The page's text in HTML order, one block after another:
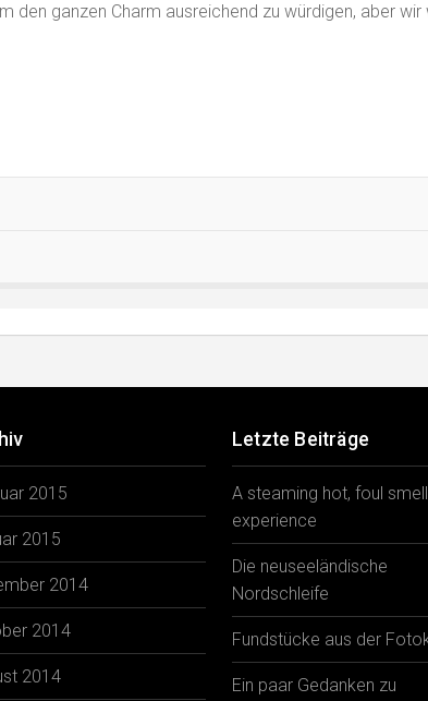
den ganzen Charm ausreichend zu würdigen, aber
2015
2015
2014
2014
2014
Letzte Beiträge
A steaming hot, foul
experience
Die neuseeländische
Nordschleife
Fundstücke aus der
Ein paar Gedanken zu